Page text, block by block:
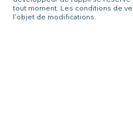
tout moment. Les conditions de
l'objet de modifications.